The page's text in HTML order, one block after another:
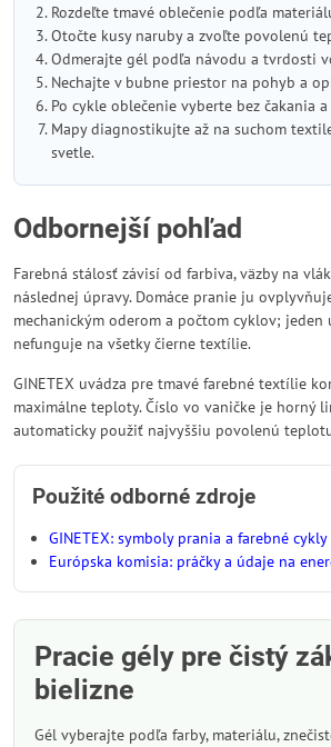
Rozdeľte tmavé oblečenie podľa
Otočte kusy naruby a zvoľte povolenú
Odmerajte gél podľa návodu a tvrdosti
Nechajte v bubne priestor na pohyb a
Po cykle oblečenie vyberte bez čakania
Mapy diagnostikujte až na suchom
svetle.
Odbornejší pohľad
Farebná stálosť závisí od farbiva, väzby na
následnej úpravy. Domáce pranie ju
mechanickým oderom a počtom cyklov;
nefunguje na všetky čierne textílie.
GINETEX uvádza pre tmavé farebné textílie
maximálne teploty. Číslo vo vaničke je horný
automaticky použiť najvyššiu povolenú
Použité odborné zdroje
GINETEX: symboly prania a farebné cykly
Európska komisia: práčky a údaje na
Pracie gély pre čistý
bielizne
Gél vyberajte podľa farby, materiálu,